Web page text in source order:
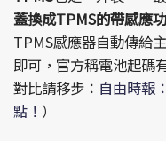
蓋換成TPMS的帶感應
TPMS感應器自動傳給
即可，官方稱電池起碼
對比請移步： 自由時報
點！ ）